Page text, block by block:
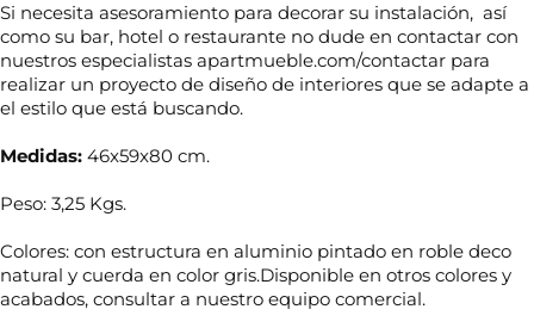
Si necesita asesoramiento para decorar su instalación, así
como su bar, hotel o restaurante no dude en contactar con
nuestros especialistas apartmueble.com/contactar para
realizar un proyecto de diseño de interiores que se adapte a
el estilo que está buscando.
Medidas: 46x59x80 cm.
Peso: 3,25 Kgs.
Colores: con estructura en aluminio pintado en roble deco
natural y cuerda en color gris.Disponible en otros colores y
acabados, consultar a nuestro equipo comercial.